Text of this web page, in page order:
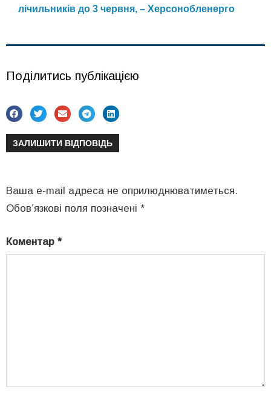
лічильників до 3 червня, – Херсонобленерго
Поділитись публікацією
ЗАЛИШИТИ ВІДПОВІДЬ
Ваша e-mail адреса не оприлюднюватиметься.
Обов’язкові поля позначені *
Коментар *